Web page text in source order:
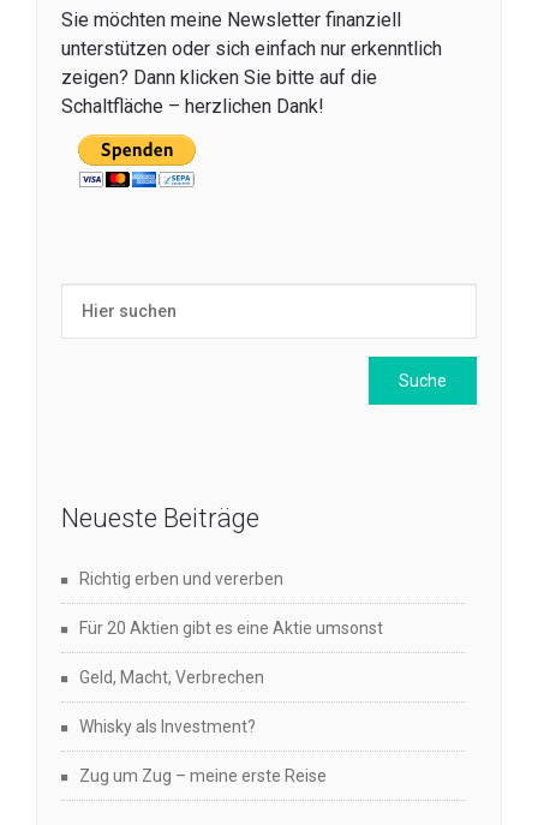
Sie möchten meine Newsletter finanziell
unterstützen oder sich einfach nur erkenntlich
zeigen? Dann klicken Sie bitte auf die
Schaltfläche – herzlichen Dank!
Neueste Beiträge
Richtig erben und vererben
Für 20 Aktien gibt es eine Aktie umsonst
Geld, Macht, Verbrechen
Whisky als Investment?
Zug um Zug – meine erste Reise